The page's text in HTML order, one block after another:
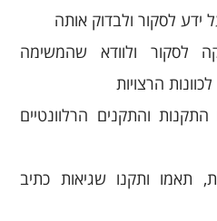
ידע לסקור ולבדוק אותה
לסקור ולוודא שהמשימה
הרצויות
והתקנים הרלוונטיים
תאמו ותקנו שגיאות כתיב